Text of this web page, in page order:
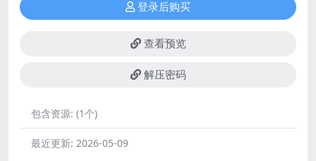
登录后购买
查看预览
解压密码
包含资源: (1个)
最近更新: 2026-05-09